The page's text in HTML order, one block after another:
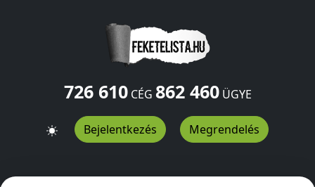
726 610CÉG 862 460ÜGYE
Bejelentkezés Megrendelés